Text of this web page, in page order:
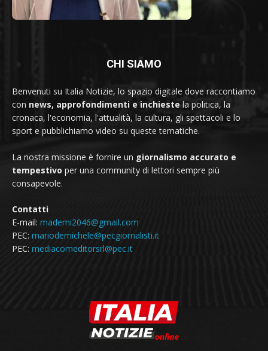
CHI SIAMO
Benvenuti su Italia Notizie, lo spazio digitale dove raccontiamo
con news, approfondimenti e inchieste la politica, la
cronaca, l'economia, l'attualità, la cultura, gli spettacoli e lo
sport e pubblichiamo video su queste tematiche.
La nostra missione è fornire un giornalismo accurato e
tempestivo per una community di lettori sempre più
consapevole.
Contatti
E-mail: mademi2046@gmail.com
PEC: mariodemichele@pecgiornalisti.it
PEC: mediacomeditorsrl@pec.it